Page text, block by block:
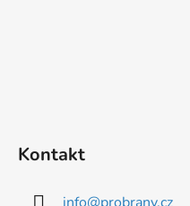
Kontakt